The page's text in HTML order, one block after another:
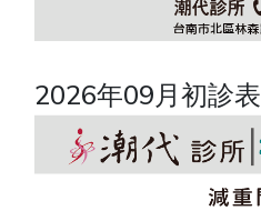
2026年09月初診表